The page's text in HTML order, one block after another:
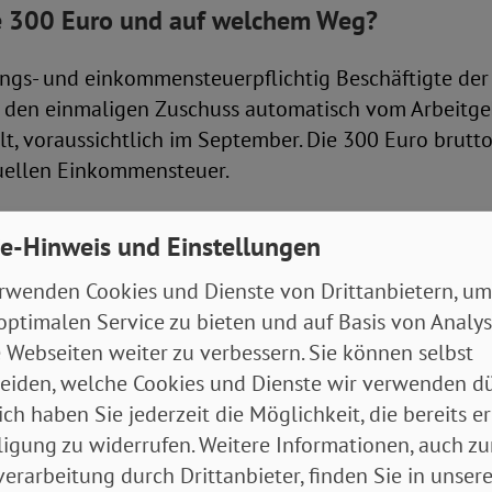
Euro und auf welchem Weg?
und einkommensteuerpflichtig Beschäftigte
einmaligen Zuschuss automatisch vom
voraussichtlich im September. Die 300 Euro
Einkommensteuer.
sinkt die nächste Steuervorauszahlung.
Weg können auch Rentner*innen,
beschäftigt waren, ihre Zusatzkosten
später in der Steuererklärung an und
nebenher sein oder ein „Midijob“.
Sicht sonst problematische „Minijob“
Hinweis und Einstellungen
Cookies und Dienste von Drittanbietern,
Service zu bieten und auf Basis von
Webseiten weiter zu verbessern. Sie können selbst
welche Cookies und Dienste wir verwenden
haben Sie jederzeit die Möglichkeit, die bereits
zu widerrufen. Weitere Informationen, auch
durch Drittanbieter, finden Sie in